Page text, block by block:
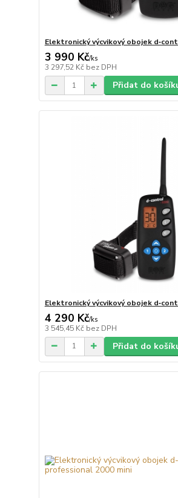
Elektronický výcvikový obojek
3 990 Kč/ks
3 297,52 Kč bez DPH
Přidat do
Elektronický výcvikový obojek
4 290 Kč/ks
3 545,45 Kč bez DPH
Přidat do